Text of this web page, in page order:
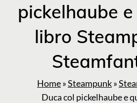
pickelhaube
libro
Home»Steampunk»
Duca col pickelhaube e